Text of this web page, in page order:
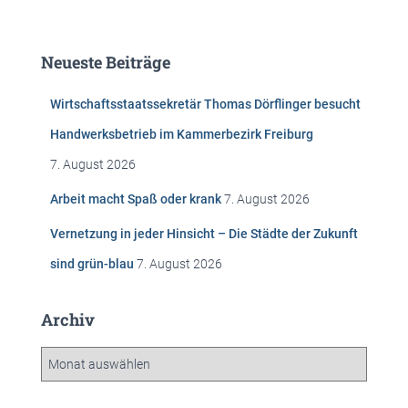
n
Neueste Beiträge
Wirtschaftsstaatssekretär Thomas Dörflinger besucht
Handwerksbetrieb im Kammerbezirk Freiburg
7. August 2026
Arbeit macht Spaß oder krank7. August 2026
Vernetzung in jeder Hinsicht – Die Städte der Zukunft
sind grün-blau 7. August 2026
Archiv